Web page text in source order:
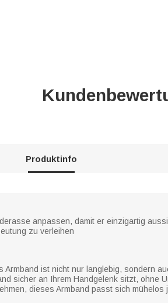
Produktinfo
anpassen, damit er einzigartig
zu verleihen
Armband ist nicht nur langlebig, sondern
sicher an Ihrem Handgelenk sitzt, ohne
dieses Armband passt sich mühelos